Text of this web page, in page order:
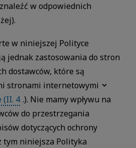
w odpowiednich
w niniejszej Polityce
jednak zastosowania do stron
dostawców, które są
stronami internetowymi
(II. 4 .). Nie mamy wpływu na
do przestrzegania
dotyczących ochrony
tym niniejsza Polityka